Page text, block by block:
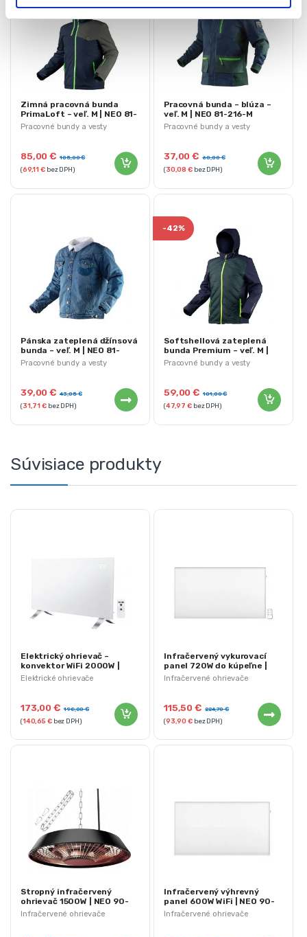
Pracovné bundy a vesty
Zimná pracovná bunda
PrimaLoft – veľ. M | NEO 81-
571-M
85,00€ 105,00€
(69,11€bez DPH)
Pracovné bundy a vesty
Pracovná bunda – blúza –
veľ. M | NEO 81-216-M
37,00€ 60,00€
(30,08€bez DPH)
Pracovné bundy a vesty
Pánska zateplená džínsová
bunda – veľ. M | NEO 81-
557-M
39,00€ 43,05€
(31,71€bez DPH)
Pracovné bundy a vesty
-42%
Softshellová zateplená
bunda Premium – veľ. M |
NEO 81-559-M
59,00€ 101,00€
(47,97€bez DPH)
Súvisiace produkty
Elektrické ohrievače
Elektrický ohrievač –
konvektor WiFi 2000W |
NEO 90-095
173,00€ 198,00€
(140,65 €bez DPH)
Infračervené ohrievače
Infračervený vykurovací
panel 720W do kúpeľne |
NEO 90-104
115,50€ 224,70€
(93,90€bez DPH)
Infračervené ohrievače
Stropný infračervený
ohrievač 1500W | NEO 90-
037
Infračervené ohrievače
Infračervený výhrevný
panel 600W WiFi | NEO 90-
106